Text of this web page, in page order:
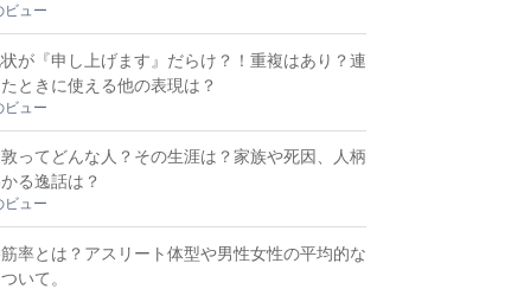
ビュー
が『申し上げます』だらけ？！重複はあり？連
ときに使える他の表現は？
ビュー
ってどんな人？その生涯は？家族や死因、人柄
る逸話は？
ビュー
率とは？アスリート体型や男性女性の平均的な
いて。